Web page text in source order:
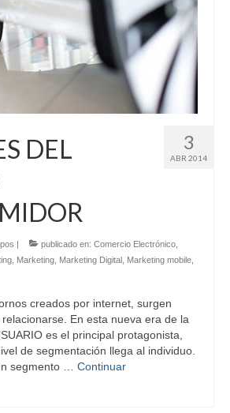
3
ABR 2014
DEL
| publicado en: Comercio Electrónico
Marketing Marketing Digital Marketing mobile
creados por internet, surgen
En esta nueva era de la
es el principal protagonista,
de segmentación llega al individuo.
segmento … Continuar